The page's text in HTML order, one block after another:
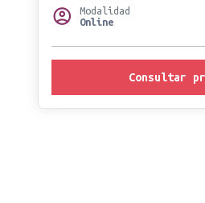
Modalidad
Online
Consultar